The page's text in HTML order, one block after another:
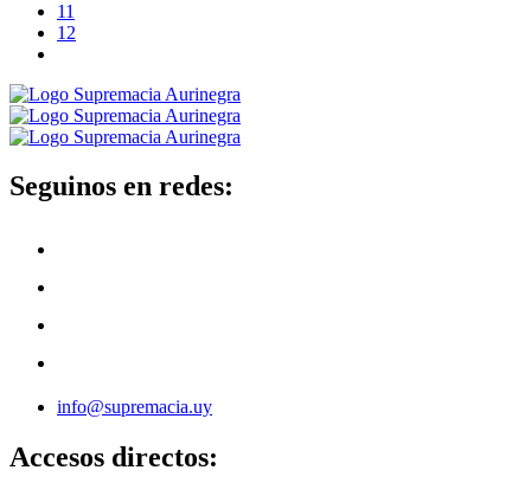
11
12
Seguinos en redes:
info@supremacia.uy
Accesos directos: